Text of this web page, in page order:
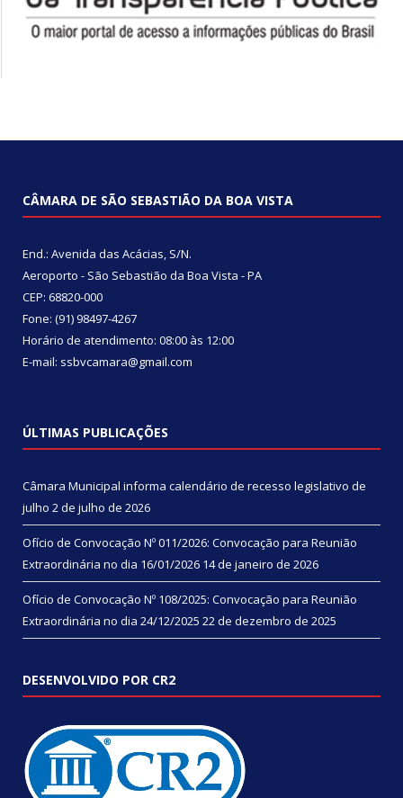
CÂMARA DE SÃO SEBASTIÃO DA BOA VISTA
End.: Avenida das Acácias, S/N.
Aeroporto - São Sebastião da Boa Vista - PA
CEP: 68820-000
Fone: (91) 98497-4267
Horário de atendimento: 08:00 às 12:00
E-mail: ssbvcamara@gmail.com
ÚLTIMAS PUBLICAÇÕES
Câmara Municipal informa calendário de recesso legislativo de
julho 2 de julho de 2026
Ofício de Convocação Nº 011/2026: Convocação para Reunião
Extraordinária no dia 16/01/2026 14 de janeiro de 2026
Ofício de Convocação Nº 108/2025: Convocação para Reunião
Extraordinária no dia 24/12/2025 22 de dezembro de 2025
DESENVOLVIDO POR CR2